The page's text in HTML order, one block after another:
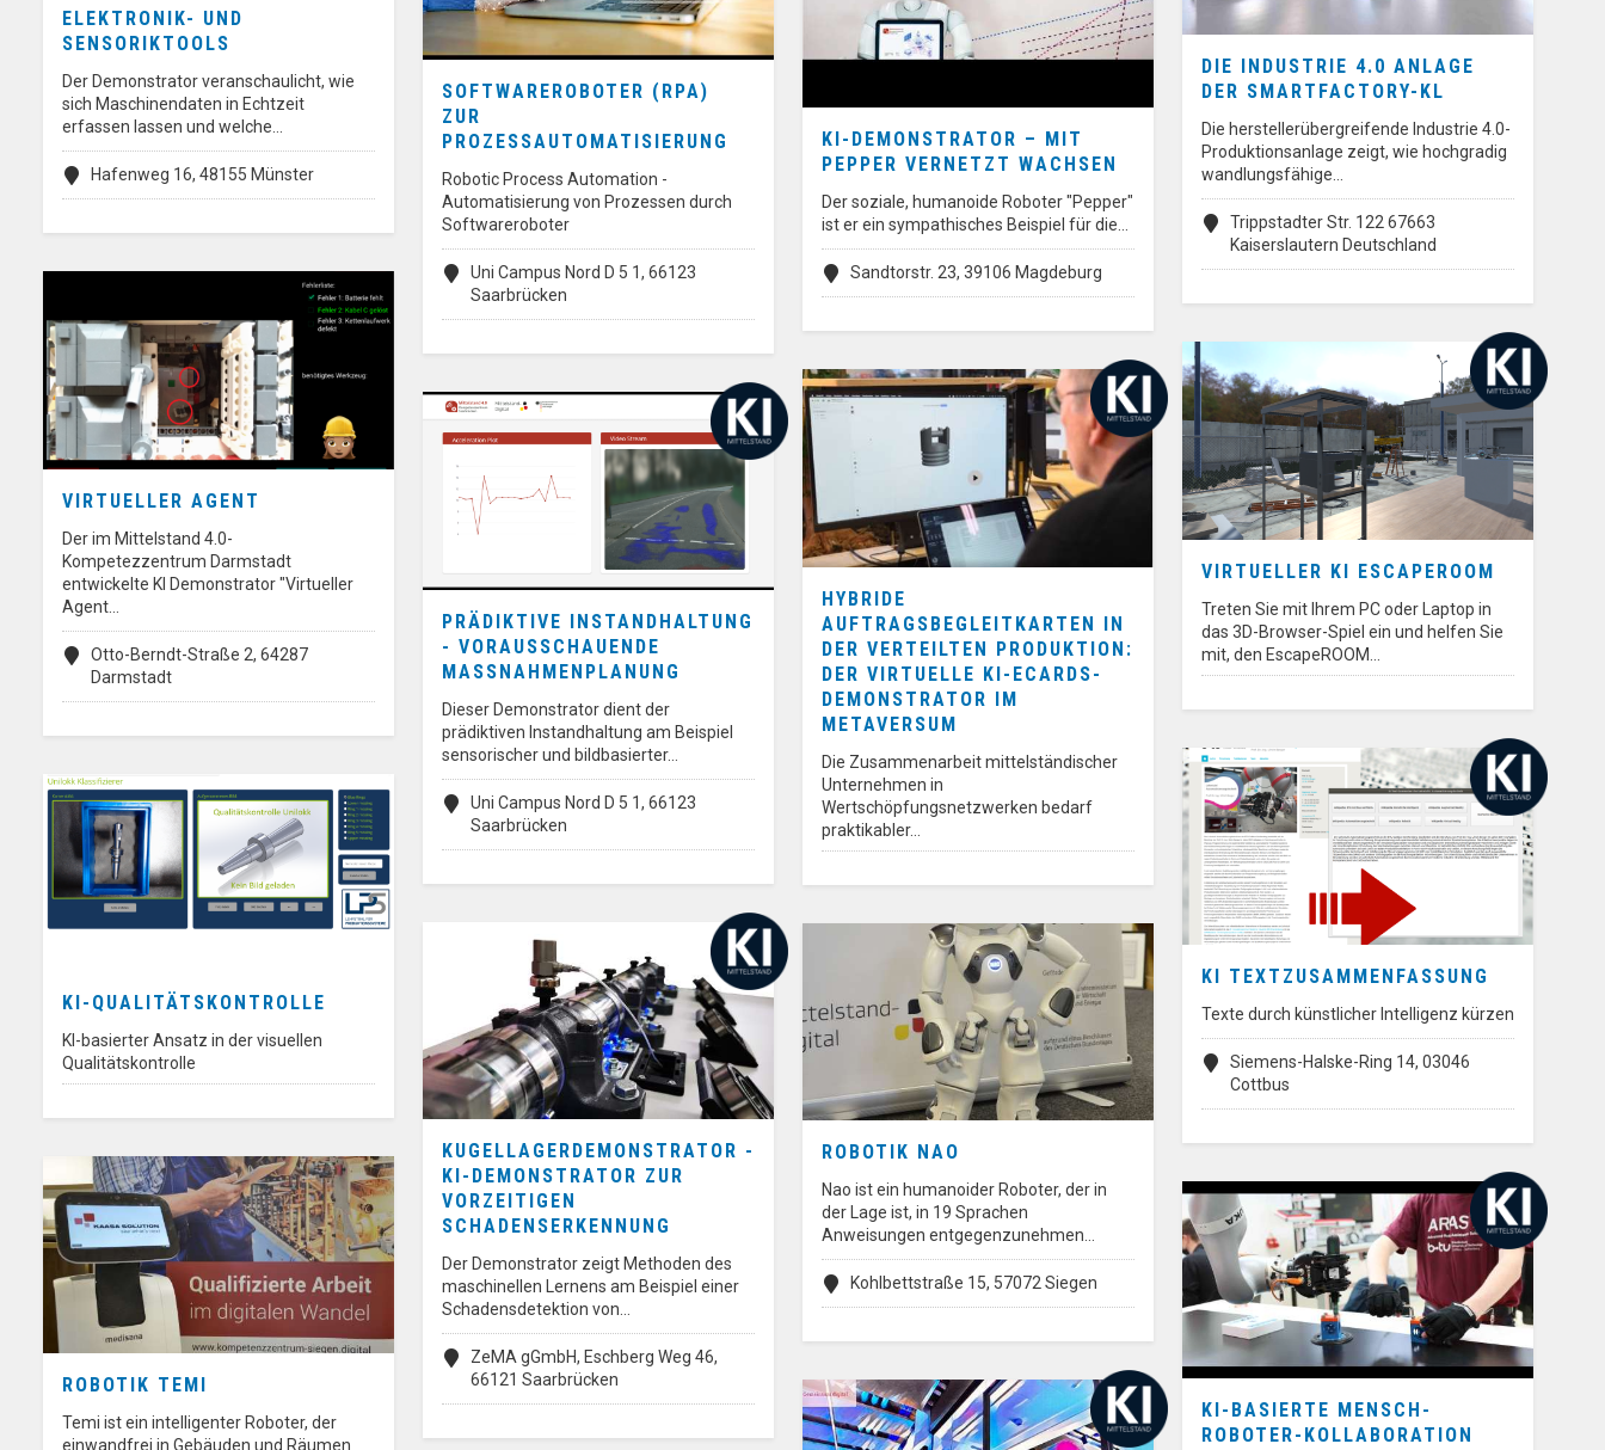
ELEKTRONIK- UND
SENSORIKTOOLS
Der Demonstrator veranschaulicht, wie
sich Maschinendaten in Echtzeit
erfassen lassen und welche…
Hafenweg 16, 48155 Münster
DIE INDUSTRIE 4.0 ANLAGE
DER SMARTFACTORY-KL
Die herstellerübergreifende Industrie 4.0-
Produktionsanlage zeigt, wie hochgradig
wandlungsfähige…
Trippstadter Str. 122 67663
Kaiserslautern Deutschland
SOFTWAREROBOTER (RPA)
ZUR
PROZESSAUTOMATISIERUNG
Robotic Process Automation -
Automatisierung von Prozessen durch
Softwareroboter
Uni Campus Nord D 5 1, 66123
Saarbrücken
KI-DEMONSTRATOR – MIT
PEPPER VERNETZT WACHSEN
Der soziale, humanoide Roboter "Pepper"
ist er ein sympathisches Beispiel für die…
Sandtorstr. 23, 39106 Magdeburg
VIRTUELLER AGENT
Der im Mittelstand 4.0-
Kompetezzentrum Darmstadt
entwickelte KI Demonstrator "Virtueller
Agent…
Otto-Berndt-Straße 2, 64287
Darmstadt
VIRTUELLER KI ESCAPEROOM
Treten Sie mit Ihrem PC oder Laptop in
das 3D-Browser-Spiel ein und helfen Sie
mit, den EscapeROOM…
HYBRIDE
AUFTRAGSBEGLEITKARTEN IN
DER VERTEILTEN PRODUKTION:
DER VIRTUELLE KI-ECARDS-
DEMONSTRATOR IM
METAVERSUM
Die Zusammenarbeit mittelständischer
Unternehmen in
Wertschöpfungsnetzwerken bedarf
praktikabler…
PRÄDIKTIVE INSTANDHALTUNG
- VORAUSSCHAUENDE
MASSNAHMENPLANUNG
Dieser Demonstrator dient der
prädiktiven Instandhaltung am Beispiel
sensorischer und bildbasierter…
Uni Campus Nord D 5 1, 66123
Saarbrücken
KI TEXTZUSAMMENFASSUNG
Texte durch künstlicher Intelligenz kürzen
Siemens-Halske-Ring 14, 03046
Cottbus
KI-QUALITÄTSKONTROLLE
KI-basierter Ansatz in der visuellen
Qualitätskontrolle
KUGELLAGERDEMONSTRATOR -
KI-DEMONSTRATOR ZUR
VORZEITIGEN
SCHADENSERKENNUNG
Der Demonstrator zeigt Methoden des
maschinellen Lernens am Beispiel einer
Schadensdetektion von…
ZeMA gGmbH, Eschberg Weg 46,
66121 Saarbrücken
ROBOTIK NAO
Nao ist ein humanoider Roboter, der in
der Lage ist, in 19 Sprachen
Anweisungen entgegenzunehmen…
Kohlbettstraße 15, 57072 Siegen
ROBOTIK TEMI
Temi ist ein intelligenter Roboter, der
einwandfrei in Gebäuden und Räumen
KI-BASIERTE MENSCH-
ROBOTER-KOLLABORATION